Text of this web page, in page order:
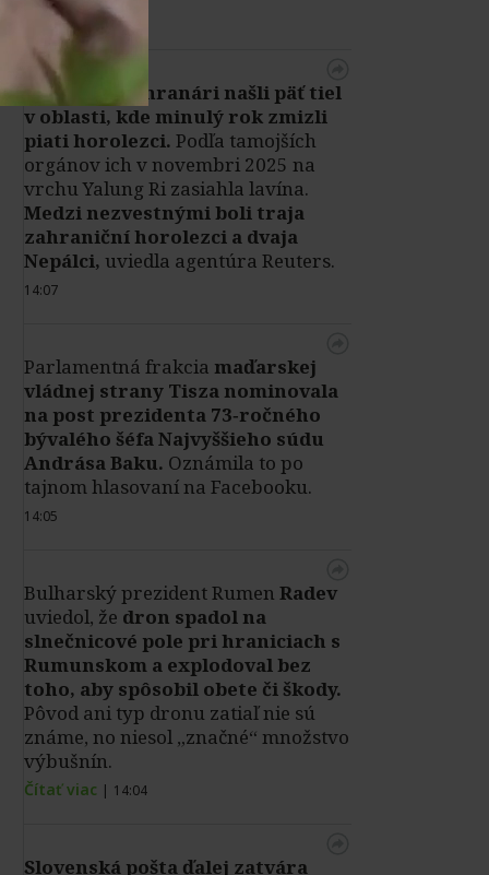
Čítať viac | 14:22
Nepálski záchranári našli päť tiel
v oblasti, kde minulý rok zmizli
piati horolezci. Podľa tamojších
orgánov ich v novembri 2025 na
vrchu Yalung Ri zasiahla lavína.
Medzi nezvestnými boli traja
zahraniční horolezci a dvaja
Nepálci, uviedla agentúra Reuters.
14:07
Parlamentná frakcia maďarskej
vládnej strany Tisza nominovala
na post prezidenta 73‑ročného
bývalého šéfa Najvyššieho súdu
Andrása Baku. Oznámila to po
tajnom hlasovaní na Facebooku.
14:05
Bulharský prezident Rumen Radev
uviedol, že dron spadol na
slnečnicové pole pri hraniciach s
Rumunskom a explodoval bez
toho, aby spôsobil obete či škody.
Pôvod ani typ dronu zatiaľ nie sú
známe, no niesol „značné“ množstvo
výbušnín.
Čítať viac | 14:04
Slovenská pošta ďalej zatvára